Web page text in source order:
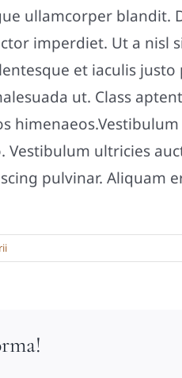
ullamcorper blandit.
imperdiet. Ut a nisl
et iaculis justo
ut. Class
ultricies
pulvinar. Aliquam